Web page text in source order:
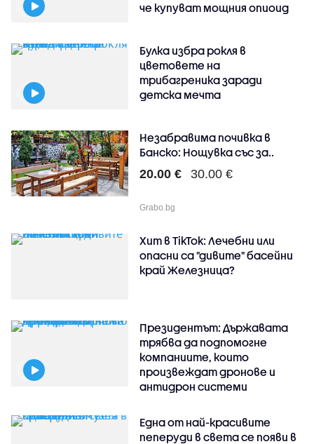
че купуват мощния опиоид
Булка избра рокля в
цветовете на
трибагреника заради
детска мечта
Незабравима почивка в
Банско: Нощувка със за..
20.00 € 30.00 €
Grabo.bg
Хит в TikTok: Лечебни или
опасни са "дивите" басейни
край Железница?
Президентът: Държавата
трябва да подпомогне
компаниите, които
произвеждат дронове и
антидрон системи
Една от най-красивите
пеперуди в света се появи в